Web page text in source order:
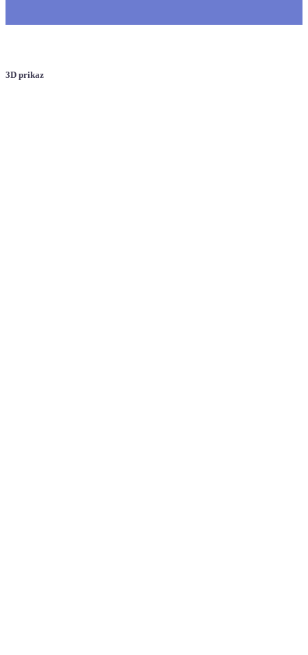
3D prikaz